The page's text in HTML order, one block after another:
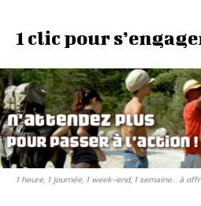
1 clic pour
1 heure, 1 journée, 1 week-end, 1 semaine… à